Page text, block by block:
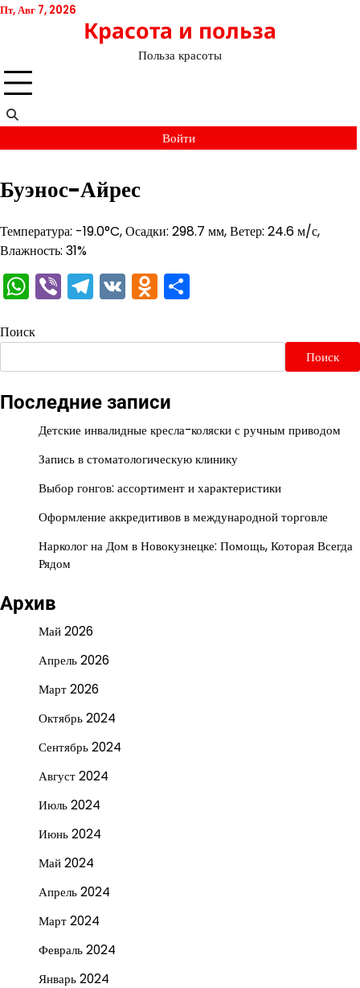
Перейти
Пт, Авг 7, 2026
Красота и польза
Польза красоты
Войти
Буэнос-Айрес
Температура: -19.0°C, Осадки: 298.7 мм, Ветер: 24.6 м/с,
Влажность: 31%
WhatsApp
ViberTelegram
VKOdnoklassniki
Поиск
Поиск
Последние записи
Детские инвалидные кресла-коляски с ручным приводом
Запись в стоматологическую клинику
Выбор гонгов: ассортимент и характеристики
Оформление аккредитивов в международной торговле
Нарколог на Дом в Новокузнецке: Помощь, Которая Всегда
Рядом
Архив
Май 2026
Апрель 2026
Март 2026
Октябрь 2024
Сентябрь 2024
Август 2024
Июль 2024
Июнь 2024
Май 2024
Апрель 2024
Март 2024
Февраль 2024
Январь 2024